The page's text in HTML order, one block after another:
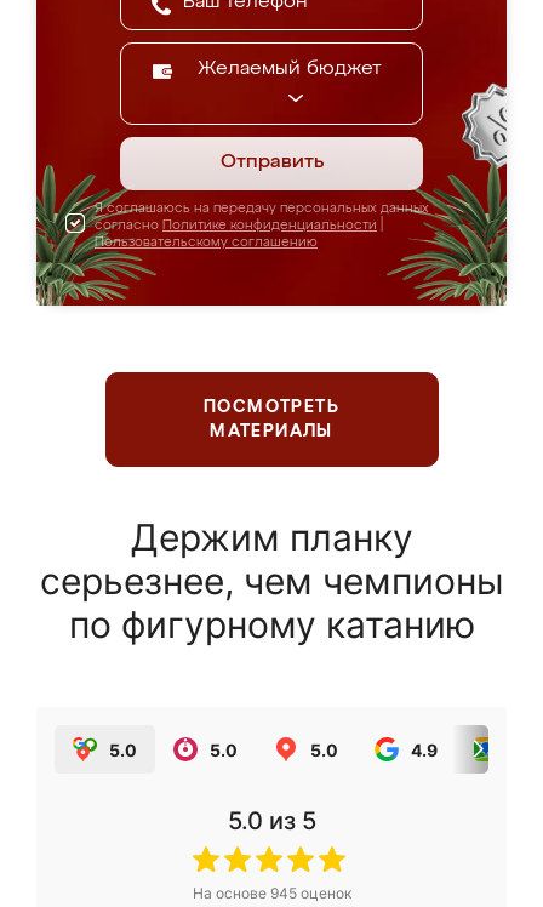
Желаемый бюджет
Отправить
Я соглашаюсь на передачу персональных данных
согласно Политике конфиденциальности
Пользовательскому соглашению
ПОСМОТРЕТЬ
МАТЕРИАЛЫ
Держим планку
серьезнее, чем чемпионы
по фигурному катанию
5.0 5.0 5.0 4.9
5.0 из 5
На основе 945оценок